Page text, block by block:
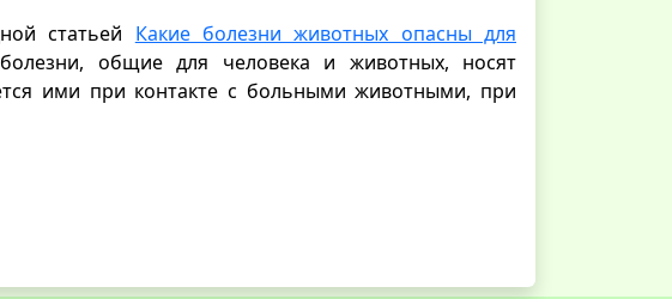
статьей Какие болезни животных опасны для
общие для человека и животных, носят
ими при контакте с больными животными, при